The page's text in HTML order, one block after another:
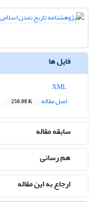
فایل ها
اصل مقاله
258.08 K
سابقه مقاله
هم رسانی
ارجاع به این مقاله